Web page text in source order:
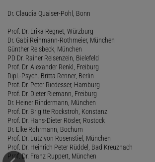
Dr. Claudia Quaiser-Pohl, Bonn
Prof. Dr. Erika Regnet, Würzburg
Dr. Gabi Reinmann-Rothmeier, München
Günther Reisbeck, München
PD Dr. Rainer Reisenzein, Bielefeld
Prof. Dr. Alexander Renkl, Freiburg
Dipl.-Psych. Britta Renner, Berlin
Prof. Dr. Peter Riedesser, Hamburg
Prof. Dr. Dieter Riemann, Freiburg
Dr. Heiner Rindermann, München
Prof. Dr. Brigitte Rockstroh, Konstanz
Prof. Dr. Hans-Dieter Rösler, Rostock
Dr. Elke Rohrmann, Bochum
Prof. Dr. Lutz von Rosenstiel, München
Prof. Dr. Heinrich Peter Rüddel, Bad Kreuznach
Prof. Dr. Franz Ruppert, München